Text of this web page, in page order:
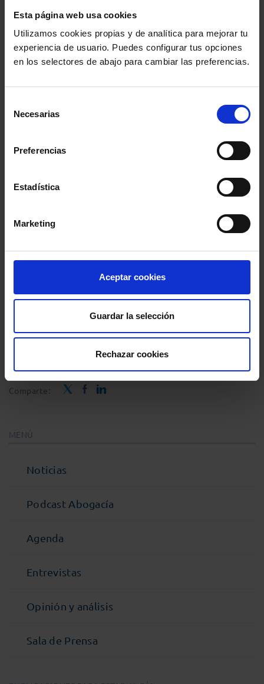
Esta página web usa cookies
Utilizamos cookies propias y de analítica para mejorar tu
experiencia de usuario. Puedes configurar tus opciones
en los selectores de abajo para cambiar las preferencias.
Necesarias
Preferencias
Estadística
Marketing
Aceptar cookies
Guardar la selección
Rechazar cookies
El TSJ estima ahora el recurso de suplicación
interpuesto por la demandante contra la sentencia del
Juzgado de lo Social de Madrid. Esta última resolución
había desestimado la demanda de la exempleada, por
considerar que esta grabación vulneraba la intimidad
Comparte:
MENÚ
Noticias
Podcast Abogacía
Agenda
Entrevistas
Opinión y análisis
Sala de Prensa